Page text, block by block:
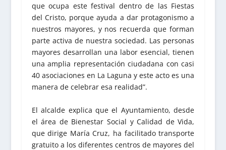
que ocupa este festival dentro de las Fiestas
del Cristo, porque ayuda a dar protagonismo a
nuestros mayores, y nos recuerda que forman
parte activa de nuestra sociedad. Las personas
mayores desarrollan una labor esencial, tienen
una amplia representación ciudadana con casi
40 asociaciones en La Laguna y este acto es una
manera de celebrar esa realidad”.
El alcalde explica que el Ayuntamiento, desde
el área de Bienestar Social y Calidad de Vida,
que dirige María Cruz, ha facilitado transporte
gratuito a los diferentes centros de mayores del